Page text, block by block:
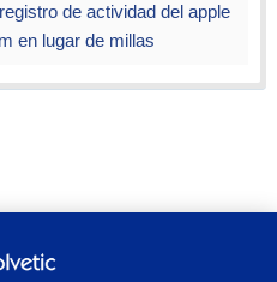
de actividad del apple
en lugar de millas